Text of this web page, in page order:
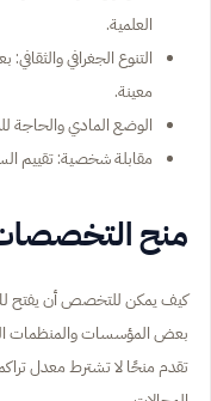
العلمية.
التنوع الجغرافي
معينة.
الوضع المادي والحاجة
مقابلة شخصية: تقييم
منح التخصصات
كيف يمكن للتخصص أن يفتح لك
بعض المؤسسات والمنظمات
تقدم منحًا لا تشترط معدل